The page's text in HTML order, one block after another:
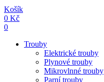
Košík
0 Kč
0
Trouby
Elektrické trouby
Plynové trouby
Mikrovlnné trouby
Parní trouby